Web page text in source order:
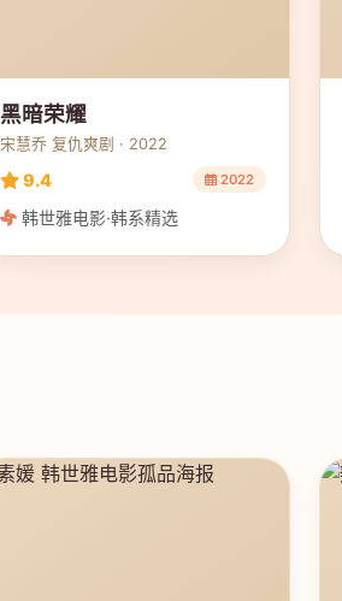
黑暗荣耀
宋慧乔 复仇爽剧 · 2022
9.4 2022
韩世雅电影·韩系精选